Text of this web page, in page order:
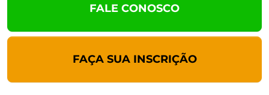
FALE CONOSCO
FAÇA SUA INSCRIÇÃO